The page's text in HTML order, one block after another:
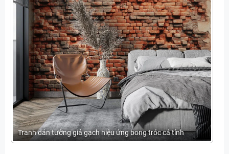
Tranh dán tường giả gạch hiệu ứng bong tróc cá tính